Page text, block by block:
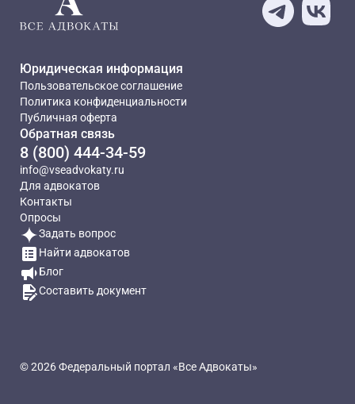
Юридическая информация
Пользовательское соглашение
Политика конфиденциальности
Публичная оферта
Обратная связь
8 (800) 444-34-59
info@vseadvokaty.ru
Для адвокатов
Контакты
Опросы
Задать вопрос
Найти адвокатов
Блог
Составить документ
© 2026 Федеральный портал «Все Адвокаты»